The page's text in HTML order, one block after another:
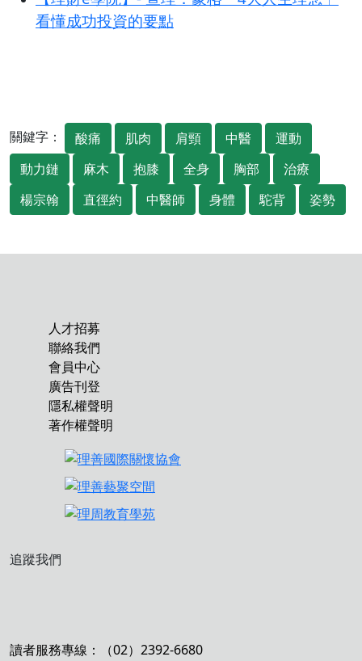
看懂成功投資的要點
關鍵字： 酸痛 肌肉 肩頸 中醫
運動
動力鏈
麻木 抱膝 全身 胸部
治療
楊宗翰
直徑約 中醫師 身體 駝背 姿勢
人才招募
聯絡我們
會員中心
廣告刊登
隱私權聲明
著作權聲明
追蹤我們
讀者服務專線：（02）2392-6680